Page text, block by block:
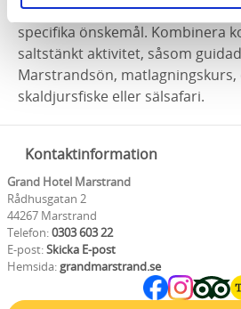
konferenspaket samt
specifika önskemål. Kombinera
saltstänkt aktivitet, såsom
Marstrandsön,
skaldjursfiske eller sälsafari.
Kontaktinformation
Grand Hotel Marstrand
Rådhusgatan 2
44267 Marstrand
Telefon:0303 603 22
E-post:Skicka E-post
Hemsida:grandmarstrand.se